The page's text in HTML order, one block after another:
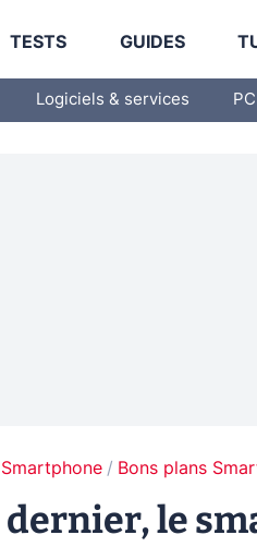
TESTS GUIDES
Logiciels & services
Smartphone Bons plans
le